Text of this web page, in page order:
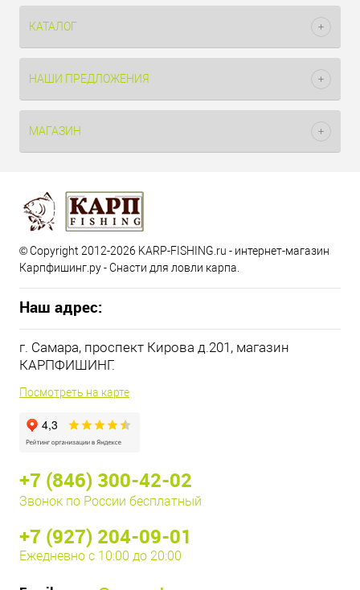
КАТАЛОГ
НАШИ ПРЕДЛОЖЕНИЯ
МАГАЗИН
© Copyright 2012-2026 KARP-FISHING.ru - интернет-магазин
Карпфишинг.ру - Снасти для ловли карпа.
Наш адрес:
г. Самара, проспект Кирова д.201, магазин
КАРПФИШИНГ.
Посмотреть на карте
+7 (846) 300-42-02
Звонок по России бесплатный
+7 (927) 204-09-01
Ежедневно с 10:00 до 20:00